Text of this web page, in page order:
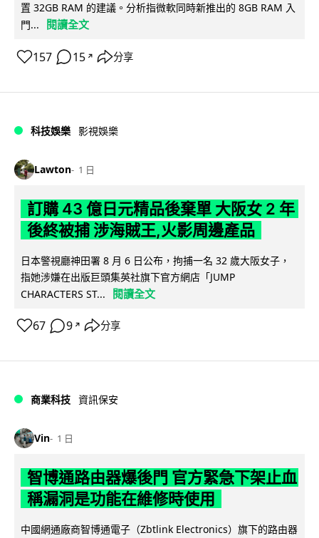
置 32GB RAM 的建議。分析指微軟同時新推出的 8GB RAM 入
門...
閱讀全文
157 15 ↗ 分享
科技娛樂 影視娛樂
Lawton 1 日
訂購 43 億日元精品後棄單 大阪女 2 年
後終被捕 涉海賊王,火影周邊產品
日本警視廳神田署 8 月 6 日公布，拘捕一名 32 歲大阪女子，
指她涉嫌在出版巨頭集英社旗下官方網店「JUMP
CHARACTERS ST...
閱讀全文
67 9 ↗ 分享
商業科技 資訊保安
Vin 1 日
智博通路由器爆後門 官方緊急下架止血
稱漏洞是功能在維修時使用
中國網通廠商智博通電子（Zbtlink Electronics）旗下的路由器